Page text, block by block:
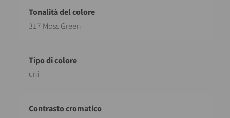
317 Moss Green
uni